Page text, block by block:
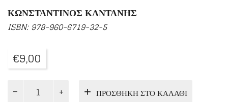
ΚΩΝΣΤΑΝΤΙΝΟΣ ΚΑΝΤΑΝΗΣ
ISBN: 978-960-6719-32-5
€9,00
ΤΟΥ
ΠΡΟΣΘΉΚΗ ΣΤΟ ΚΑΛΆΘΙ